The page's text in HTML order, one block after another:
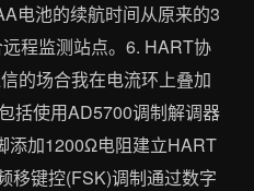
电池的续航时间从原来的3
程监测站点。6. HART协
的场合我在电流环上叠加
括使用AD5700调制解调器
添加1200Ω电阻建立HART
移键控(FSK)调制通过数字